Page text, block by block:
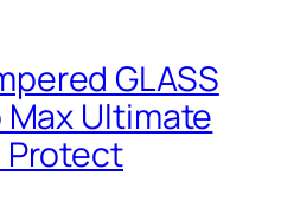
GLASS
Max Ultimate
Protect